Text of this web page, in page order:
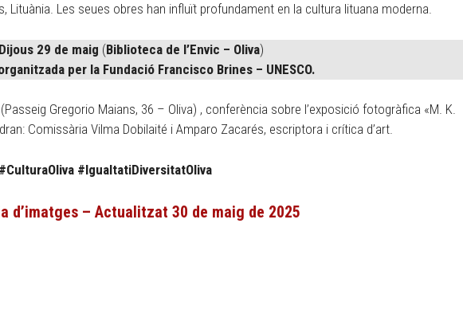
Lituània. Les seues obres han influït profundament en la cultura lituana moderna.
Dijous 29 de maig (Biblioteca de l’Envic – Oliva)
per la Fundació Francisco Brines – UNESCO.
(Passeig Gregorio Maians, 36 – Oliva) , conferència sobre l’exposició fotogràfica «M. K.
Comissària Vilma Dobilaité i Amparo Zacarés, escriptora i crítica d’art.
#IgualtatiDiversitatOliva
d’imatges – Actualitzat 30 de maig de 2025